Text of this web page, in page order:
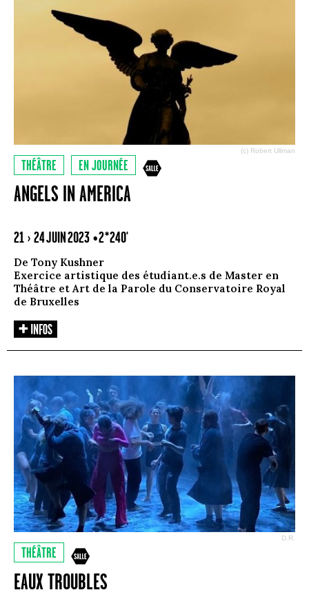
(c) Robert Ullman
THÉÂTRE EN JOURNÉE
ANGELS IN AMERICA
21 › 24 JUIN 2023 • 2*240'
De Tony Kushner
Exercice artistique des étudiant.e.s de Master en
Théâtre et Art de la Parole du Conservatoire Royal
de Bruxelles
D.R.
THÉÂTRE
EAUX TROUBLES